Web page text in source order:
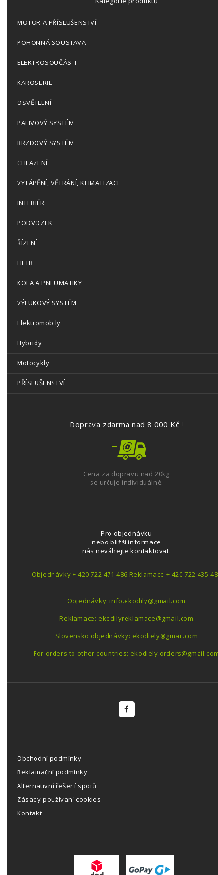
MOTOR A PŘÍSLUŠENSTVÍ
POHONNÁ SOUSTAVA
ELEKTROSOUČÁSTI
KAROSERIE
OSVĚTLENÍ
PALIVOVÝ SYSTÉM
BRZDOVÝ SYSTÉM
CHLAZENÍ
VYTÁPĚNÍ, VĚTRÁNÍ, KLIMATIZACE
INTERIÉR
PODVOZEK
ŘÍZENÍ
FILTR
KOLA A PNEUMATIKY
VÝFUKOVÝ SYSTÉM
Elektromobily
Hybridy
Motocykly
PŘÍSLUŠENSTVÍ
Doprava zdarma nad 8 000 Kč !
Cena za dopravu nad 20kg
se určuje individuálně.
Pro objednávku
nebo bližší informace
nás neváhejte kontaktovat.
Objednávky + 420 722 471 486 Reklamace + 420 722 435
Objednávky: info.ekodily@gmail.com
Reklamace: ekodilyreklamace@gmail.com
Slovensko objednávky: ekodiely@gmail.com
For orders to other countries:
Obchodní podmínky
Reklamační podmínky
Alternativní řešení sporů
Zásady používaní cookies
Kontakt